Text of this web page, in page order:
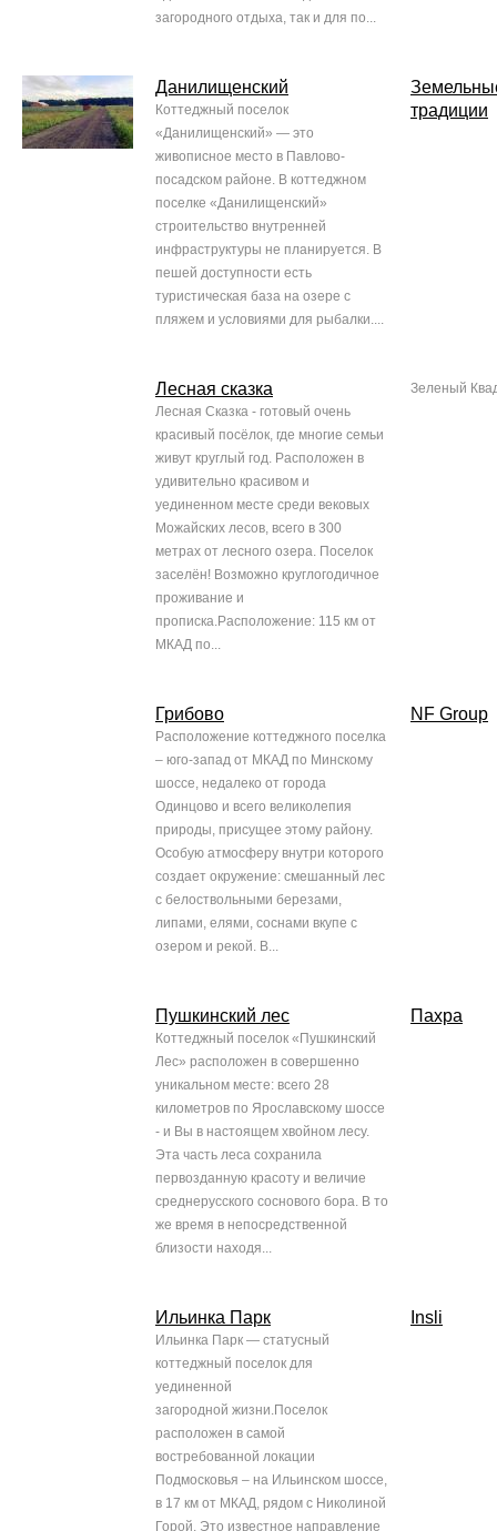
загородного отдыха, так и для по...
Данилищенский
Коттеджный поселок
«Данилищенский» — это
живописное место в Павлово-
посадском районе. В коттеджном
поселке «Данилищенский»
строительство внутренней
инфраструктуры не планируется. В
пешей доступности есть
туристическая база на озере с
пляжем и условиями для рыбалки....
традиции
Лесная сказка
Лесная Сказка - готовый очень
красивый посёлок, где многие семьи
живут круглый год. Расположен в
удивительно красивом и
уединенном месте среди вековых
Можайских лесов, всего в 300
метрах от лесного озера. Поселок
заселён! Возможно круглогодичное
проживание и
прописка.Расположение: 115 км от
МКАД по...
Зеленый
Грибово
Расположение коттеджного поселка
– юго-запад от МКАД по Минскому
шоссе, недалеко от города
Одинцово и всего великолепия
природы, присущее этому району.
Особую атмосферу внутри которого
создает окружение: смешанный лес
с белоствольными березами,
липами, елями, соснами вкупе с
озером и рекой. В...
NF Group
Пушкинский лес
Коттеджный поселок «Пушкинский
Лес» расположен в совершенно
уникальном месте: всего 28
километров по Ярославскому шоссе
- и Вы в настоящем хвойном лесу.
Эта часть леса сохранила
первозданную красоту и величие
среднерусского соснового бора. В то
же время в непосредственной
близости находя...
Пахра
Ильинка Парк
Ильинка Парк — статусный
коттеджный поселок для
уединенной
загородной жизни.Поселок
расположен в самой
востребованной локации
Подмосковья – на Ильинском шоссе,
в 17 км от МКАД, рядом с Николиной
Горой. Это известное направление
Insli